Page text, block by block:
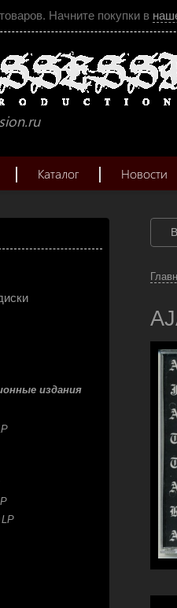
Начните покупки в
Каталог Новости
издания